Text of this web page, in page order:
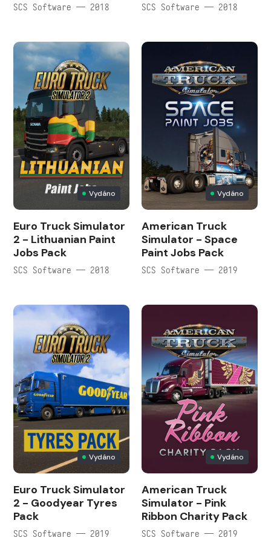
SCS Software — 2018 SCS Software — 2018
Vydáno
Euro Truck Simulator
2 - Lithuanian Paint
Jobs Pack
SCS Software — 2018
Vydáno
American Truck
Simulator - Space
Paint Jobs Pack
SCS Software — 2019
Vydáno
Euro Truck Simulator
2 - Goodyear Tyres
Pack
SCS Software — 2019
Vydáno
American Truck
Simulator - Pink
Ribbon Charity Pack
SCS Software — 2019